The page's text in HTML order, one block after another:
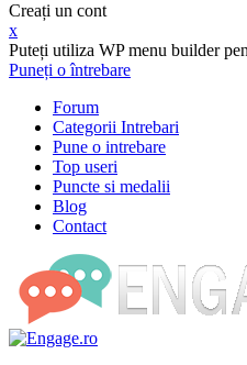
Creați un cont
x
Puteți utiliza WP menu builder
Puneți o întrebare
Forum
Categorii Intrebari
Pune o intrebare
Top useri
Puncte si medalii
Blog
Contact